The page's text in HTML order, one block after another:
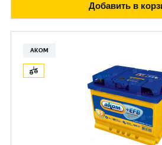
Добавить в
АКОМ